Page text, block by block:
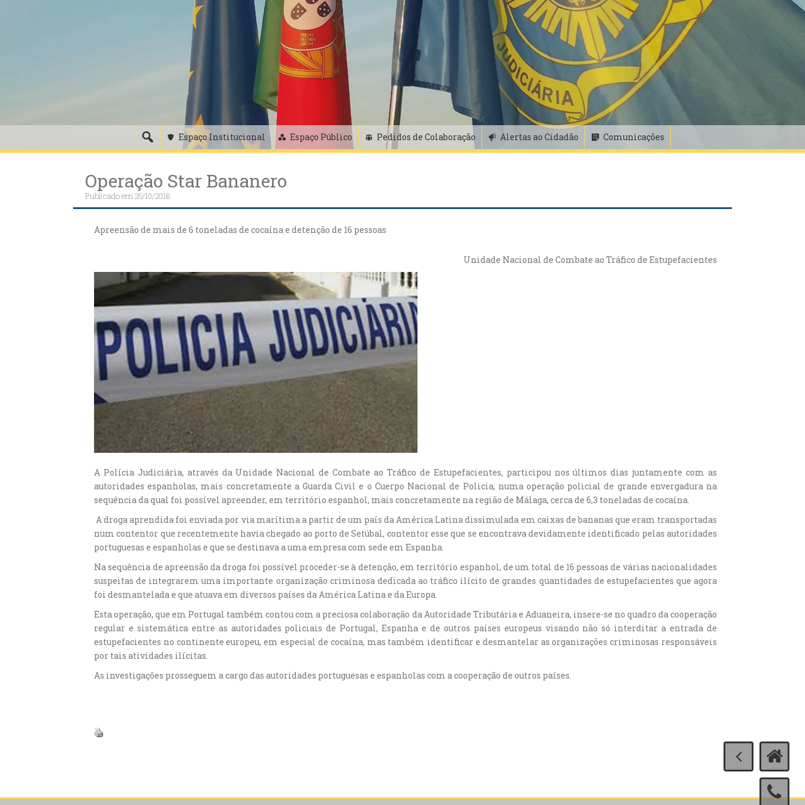
Espaço Institucional Espaço Público Pedidos de Colaboração Alertas ao Cidadão Comunicações
Operação Star Bananero
Publicado em25/10/2018
Apreensão de mais de 6 toneladas de cocaína e detenção de 16 pessoas
Unidade Nacional de Combate ao Tráfico de Estupefacientes
A Polícia Judiciária, através da Unidade Nacional de Combate ao Tráfico de Estupefacientes, participou nos últimos dias juntamente com as
autoridades espanholas, mais concretamente a Guarda Civil e o Cuerpo Nacional de Policia, numa operação policial de grande envergadura na
sequência da qual foi possível apreender, em território espanhol, mais concretamente na região de Málaga, cerca de 6,3 toneladas de cocaína.
A droga aprendida foi enviada por via marítima a partir de um país da América Latina dissimulada em caixas de bananas que eram transportadas
num contentor que recentemente havia chegado ao porto de Setúbal, contentor esse que se encontrava devidamente identificado pelas autoridades
portuguesas e espanholas e que se destinava a uma empresa com sede em Espanha.
Na sequência de apreensão da droga foi possível proceder-se à detenção, em território espanhol, de um total de 16 pessoas de várias nacionalidades
suspeitas de integrarem uma importante organização criminosa dedicada ao tráfico ilícito de grandes quantidades de estupefacientes que agora
foi desmantelada e que atuava em diversos países da América Latina e da Europa.
Esta operação, que em Portugal também contou com a preciosa colaboração da Autoridade Tributária e Aduaneira, insere-se no quadro da cooperação
regular e sistemática entre as autoridades policiais de Portugal, Espanha e de outros países europeus visando não só interditar a entrada de
estupefacientes no continente europeu, em especial de cocaína, mas também identificar e desmantelar as organizações criminosas responsáveis
por tais atividades ilícitas.
As investigações prosseguem a cargo das autoridades portuguesas e espanholas com a cooperação de outros países.